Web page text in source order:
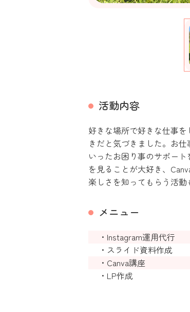
活動内容
好きな場所で好きな仕事
きだと気づきました。お
いったお困り事のサポー
を見ることが大好き、
楽しさを知ってもらう活
メニュー
・Instagram運用代行
・スライド資料作成
・Canva講座
・LP作成